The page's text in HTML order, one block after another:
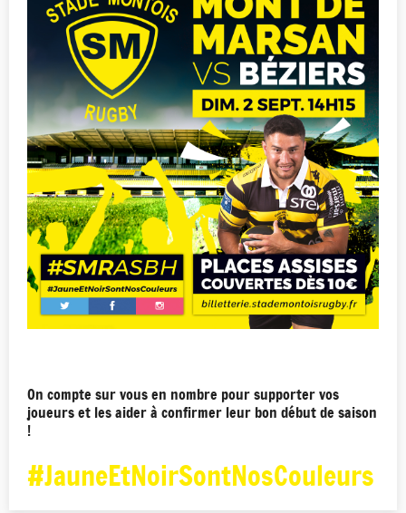
On compte sur vous en nombre pour supporter vos
joueurs et les aider à confirmer leur bon début de saison
!
#JauneEtNoirSontNosCouleurs